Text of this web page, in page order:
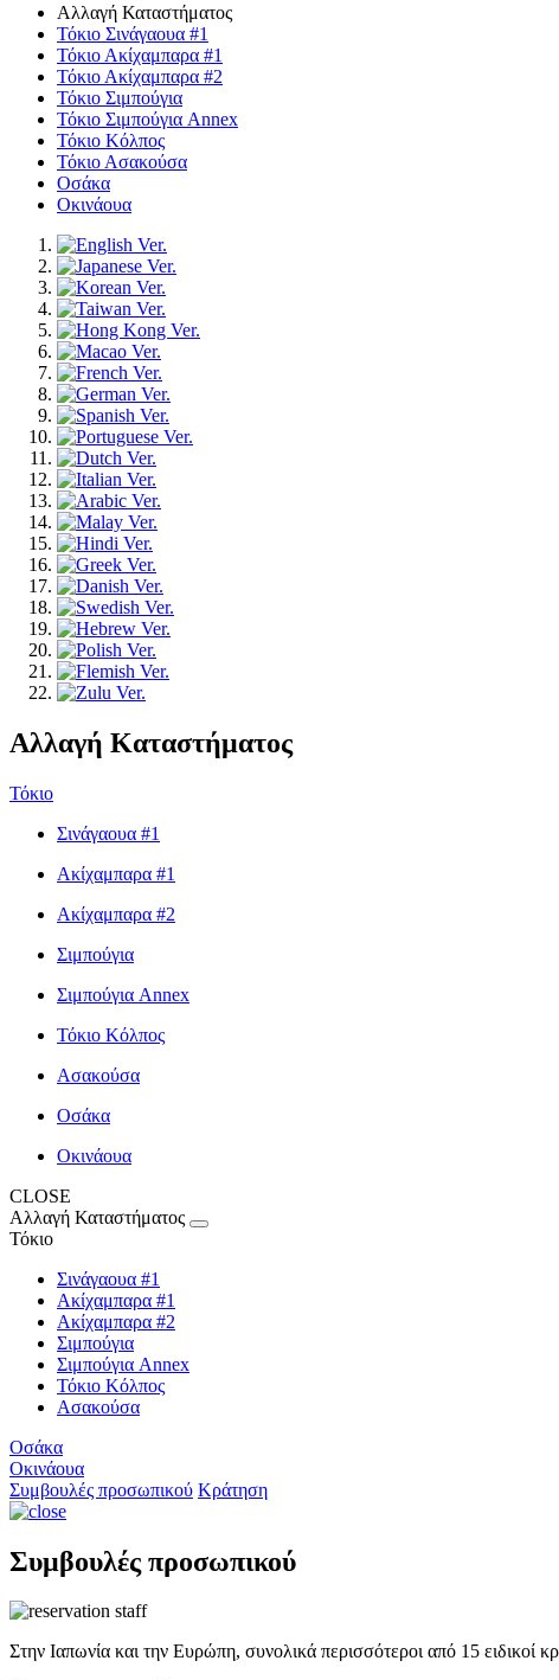
Αλλαγή Καταστήματος
Τόκιο Σινάγαουα #1
Τόκιο Ακίχαμπαρα #1
Τόκιο Ακίχαμπαρα #2
Τόκιο Σιμπούγια
Τόκιο Σιμπούγια Annex
Τόκιο Κόλπος
Τόκιο Ασακούσα
Οσάκα
Οκινάουα
Αλλαγή Καταστήματος
Τόκιο
Σινάγαουα #1
Ακίχαμπαρα #1
Ακίχαμπαρα #2
Σιμπούγια
Σιμπούγια Annex
Τόκιο Κόλπος
Ασακούσα
Οσάκα
Οκινάουα
CLOSE
Αλλαγή Καταστήματος
Τόκιο
Σινάγαουα #1
Ακίχαμπαρα #1
Ακίχαμπαρα #2
Σιμπούγια
Σιμπούγια Annex
Τόκιο Κόλπος
Ασακούσα
Οσάκα
Οκινάουα
Συμβουλές προσωπικού Κράτηση
Συμβουλές προσωπικού
Στην Ιαπωνία και την Ευρώπη, συνολικά περισσότεροι από 15 ειδικοί